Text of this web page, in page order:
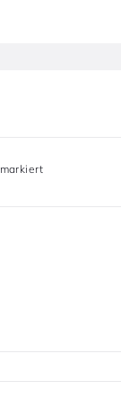
markiert